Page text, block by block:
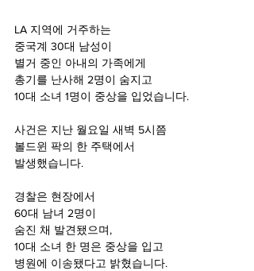
LA 지역에 거주하는
중국계 30대 남성이
별거 중인 아내의 가족에게
총기를 난사해 2명이 숨지고
10대 소녀 1명이 중상을 입었습니다.
사건은 지난 월요일 새벽 5시쯤
볼드윈 팍의 한 주택에서
발생했습니다.
경찰은 현장에서
60대 남녀 2명이
숨진 채 발견됐으며,
10대 소녀 한 명은 중상을 입고
병원에 이송됐다고 밝혔습니다.